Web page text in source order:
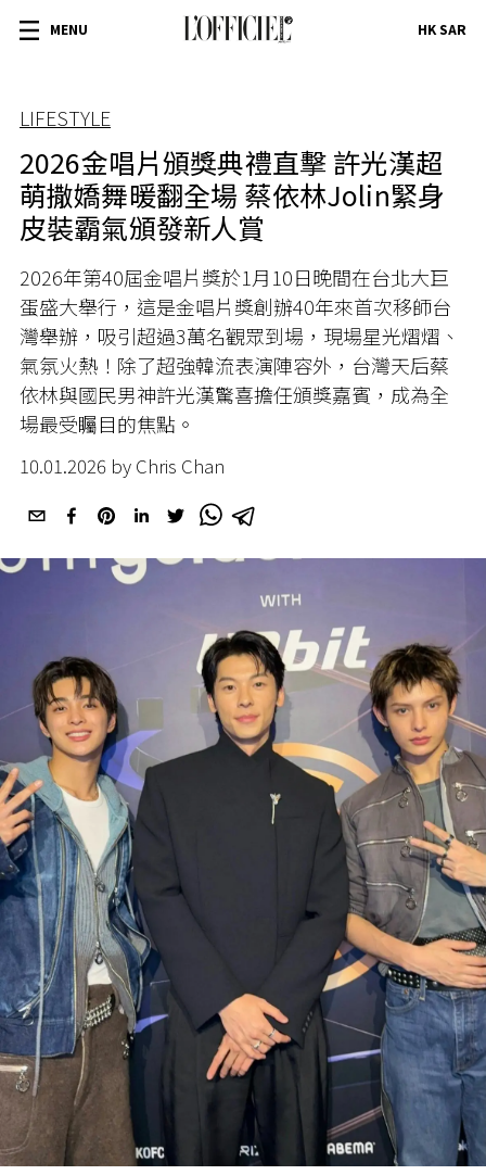
MENU HK SAR
LIFESTYLE
2026金唱片頒獎典禮直擊 許光漢超
萌撒嬌舞暖翻全場 蔡依林Jolin緊身
皮裝霸氣頒發新人賞
2026年第40屆金唱片獎於1月10日晚間在台北大巨
蛋盛大舉行，這是金唱片獎創辦40年來首次移師台
灣舉辦，吸引超過3萬名觀眾到場，現場星光熠熠、
氣氛火熱！除了超強韓流表演陣容外，台灣天后蔡
依林與國民男神許光漢驚喜擔任頒獎嘉賓，成為全
場最受矚目的焦點。
10.01.2026 by Chris Chan